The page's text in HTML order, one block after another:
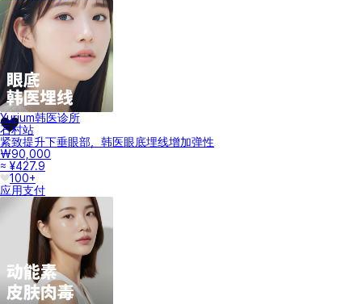
Yurium韩医诊所
石村站
紧致提升下垂眼部，韩医眼底埋线增加弹性
₩90,000
≈ ¥427.9
100+
应用支付